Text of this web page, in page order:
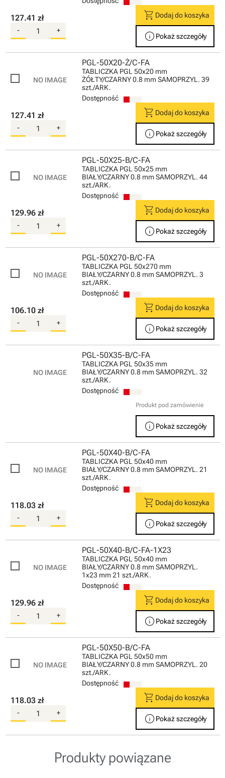
127.41 zł
- +
shopping_cart Dodaj do koszyka
info Pokaż szczegóły
PGL-50X20-Ż/C-FA
TABLICZKA PGL 50x20 mm
ŻÓŁTY/CZARNY 0.8 mm SAMOPRZYL. 39
szt./ARK.
Dostępność
127.41 zł
- +
shopping_cart Dodaj do koszyka
info Pokaż szczegóły
PGL-50X25-B/C-FA
TABLICZKA PGL 50x25 mm
BIAŁY/CZARNY 0.8 mm SAMOPRZYL. 44
szt./ARK.
Dostępność
129.96 zł
- +
shopping_cart Dodaj do koszyka
info Pokaż szczegóły
PGL-50X270-B/C-FA
TABLICZKA PGL 50x270 mm
BIAŁY/CZARNY 0.8 mm SAMOPRZYL. 3
szt./ARK.
Dostępność
106.10 zł
- +
shopping_cart Dodaj do koszyka
info Pokaż szczegóły
PGL-50X35-B/C-FA
TABLICZKA PGL 50x35 mm
BIAŁY/CZARNY 0.8 mm SAMOPRZYL. 32
szt./ARK.
Dostępność
Produkt pod zamówienie
info Pokaż szczegóły
PGL-50X40-B/C-FA
TABLICZKA PGL 50x40 mm
BIAŁY/CZARNY 0.8 mm SAMOPRZYL. 21
szt./ARK.
Dostępność
118.03 zł
- +
shopping_cart Dodaj do koszyka
info Pokaż szczegóły
PGL-50X40-B/C-FA-1X23
TABLICZKA PGL 50x40 mm
BIAŁY/CZARNY 0.8 mm SAMOPRZYL.
1x23 mm 21 szt./ARK.
Dostępność
129.96 zł
- +
shopping_cart Dodaj do koszyka
info Pokaż szczegóły
PGL-50X50-B/C-FA
TABLICZKA PGL 50x50 mm
BIAŁY/CZARNY 0.8 mm SAMOPRZYL. 20
szt./ARK.
Dostępność
118.03 zł
- +
shopping_cart Dodaj do koszyka
info Pokaż szczegóły
Produkty powiązane